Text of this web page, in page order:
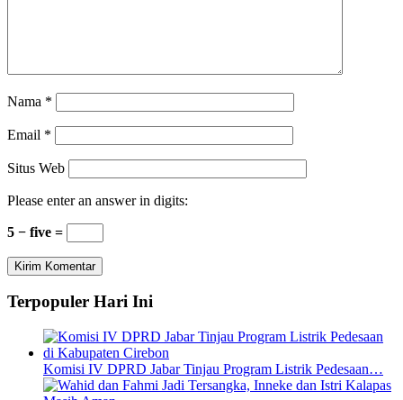
Nama *
Email *
Situs Web
Please enter an answer in digits:
5 − five =
Terpopuler Hari Ini
Komisi IV DPRD Jabar Tinjau Program Listrik Pedesaan…